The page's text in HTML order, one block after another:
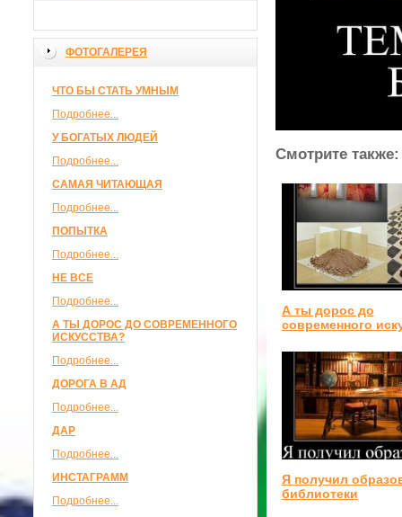
ФОТОГАЛЕРЕЯ
ЧТО БЫ СТАТЬ УМНЫМ
Подробнее...
У БОГАТЫХ ЛЮДЕЙ
Подробнее...
САМАЯ ЧИТАЮЩАЯ
Подробнее...
ПОПЫТКА
Подробнее...
НЕ ВСЕ
Подробнее...
А ТЫ ДОРОС ДО СОВРЕМЕННОГО
ИСКУССТВА?
Подробнее...
ДОРОГА В АД
Подробнее...
ДАР
Подробнее...
ИНСТАГРАММ
Подробнее...
Смотрите также:
А ты дорос до
современного
Я получил
библиотеки